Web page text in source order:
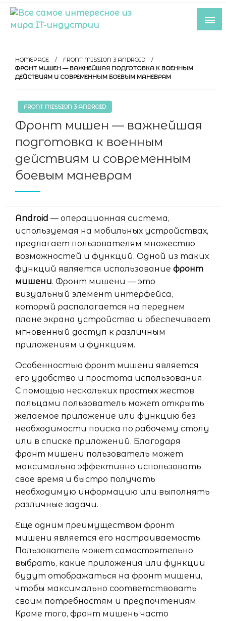
Skip
content
индустрии
HOMEPAGE
FRONT MISSION 3 ANDROID
ФРОНТ МИШЕН — ВАЖНЕЙШАЯ ПОДГОТОВКА К ВОЕННЫМ
ДЕЙСТВИЯМ И СОВРЕМЕННЫМ БОЕВЫМ МАНЕВРАМ
FRONT MISSION 3 ANDROID
Фронт мишен — важнейшая
подготовка к военным
действиям и современным
боевым маневрам
Android — операционная система,
используемая на мобильных устройствах,
предлагает пользователям множество
возможностей и функций. Одной из таких
функций является использование фронт
мишени. Фронт мишени — это
визуальный элемент интерфейса,
который располагается на переднем
плане экрана устройства и обеспечивает
мгновенный доступ к различным
приложениям и функциям.
Особенностью фронт мишени является
его удобство и простота использования.
С помощью нескольких простых жестов
пальцами пользователь может открыть
желаемое приложение или функцию без
необходимости поиска по рабочему столу
или в списке приложений. Благодаря
фронт мишени пользователь может
максимально эффективно использовать
свое время и быстро получать
необходимую информацию или выполнять
различные задачи.
Еще одним преимуществом фронт
мишени является его настраиваемость.
Пользователь может самостоятельно
выбрать, какие приложения или функции
будут отображаться на фронт мишени,
чтобы максимально соответствовать
своим потребностям и предпочтениям.
Кроме того, фронт мишень часто